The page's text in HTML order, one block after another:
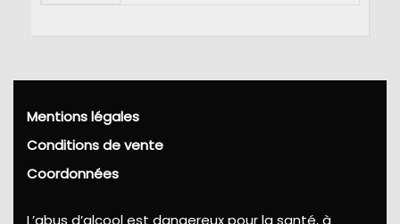
Mentions légales
Conditions de vente
Coordonnées